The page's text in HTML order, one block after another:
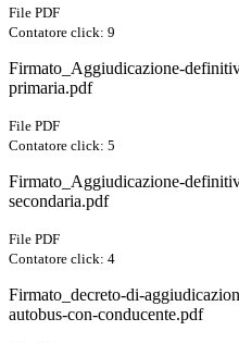
File PDF
Contatore click: 9
Firmato_Aggiudicazione-
primaria.pdf
File PDF
Contatore click: 5
Firmato_Aggiudicazione-
secondaria.pdf
File PDF
Contatore click: 4
Firmato_decreto-di-
autobus-con-conducente.pdf